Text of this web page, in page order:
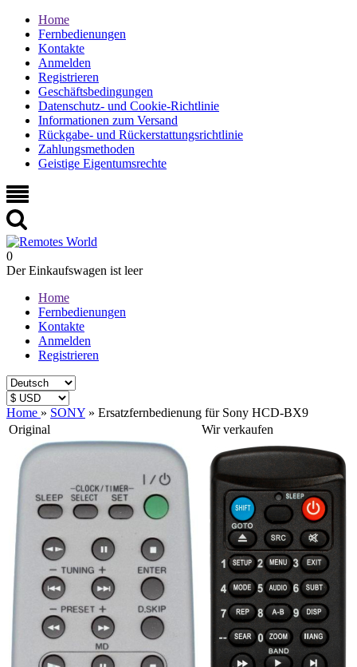
Home
Fernbedienungen
Kontakte
Anmelden
Registrieren
Geschäftsbedingungen
Datenschutz- und Cookie-Richtlinie
Informationen zum Versand
Rückgabe- und Rückerstattungsrichtlinie
Zahlungsmethoden
Geistige Eigentumsrechte
0
Der Einkaufswagen ist leer
Home
Fernbedienungen
Kontakte
Anmelden
Registrieren
Home » SONY » Ersatzfernbedienung für Sony HCD-BX9
Original
Wir verkaufen